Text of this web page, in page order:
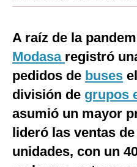
España
Internacional
Tecnología
Club del Suscriptor
A raíz de la
Modasa registró
pedidos de buses
división de grupos
asumió un mayor
lideró las ventas
unidades, con un